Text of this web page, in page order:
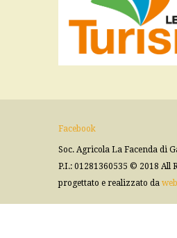
Facebook
Soc. Agricola La Facenda di
P.I.: 01281360535 © 2018 All
progettato e realizzato da